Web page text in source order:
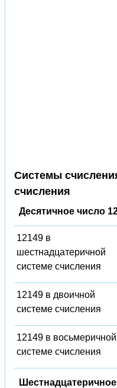
Системы
счисления
Десятичное число
12149 в
шестнадцатеричной
системе счисления
12149 в двоичной
системе счисления
12149 в восьмеричной
системе счисления